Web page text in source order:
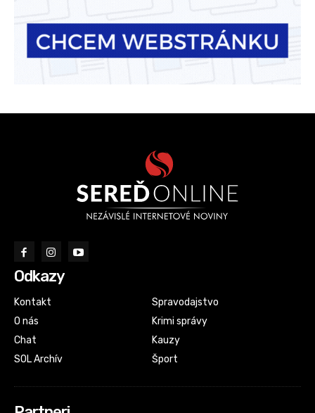
Odkazy
Kontakt
O nás
Chat
SOL Archív
Spravodajstvo
Krimi správy
Kauzy
Šport